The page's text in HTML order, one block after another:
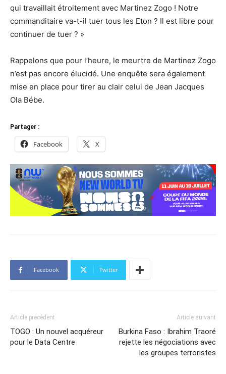
qui travaillait étroitement avec Martinez Zogo ! Notre
commanditaire va-t-il tuer tous les Eton ? Il est libre pour
continuer de tuer ? »
Rappelons que pour l’heure, le meurtre de Martinez Zogo
n’est pas encore élucidé. Une enquête sera également
mise en place pour tirer au clair celui de Jean Jacques
Ola Bébe.
Partager :
Facebook X
Facebook Twitter
Article précédent
TOGO : Un nouvel acquéreur
pour le Data Centre
Article suivant
Burkina Faso : Ibrahim Traoré
rejette les négociations avec
les groupes terroristes